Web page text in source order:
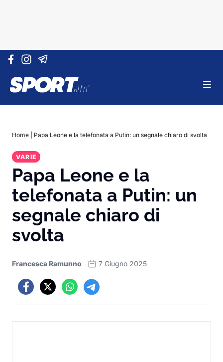
Vai al contenuto
Home Papa Leone e la telefonata a Putin: un segnale chiaro di svolta
VARIE
Papa Leone e la
telefonata a Putin: un
segnale chiaro di
svolta
Francesca Ramunno 7 Giugno 2025